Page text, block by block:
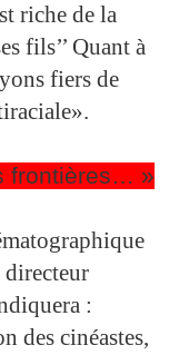
riche de la
fils’’ Quant à
fiers de
frontières… »
directeur
:
des cinéastes,